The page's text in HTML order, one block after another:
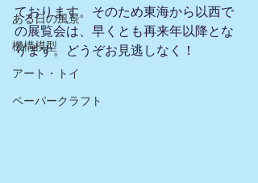
ある日の風景
機構模型
アート・トイ
ペーパークラフト
ております。そのため東海から以西で
の展覧会は、早くとも再来年以降とな
ります。どうぞお見逃しなく！